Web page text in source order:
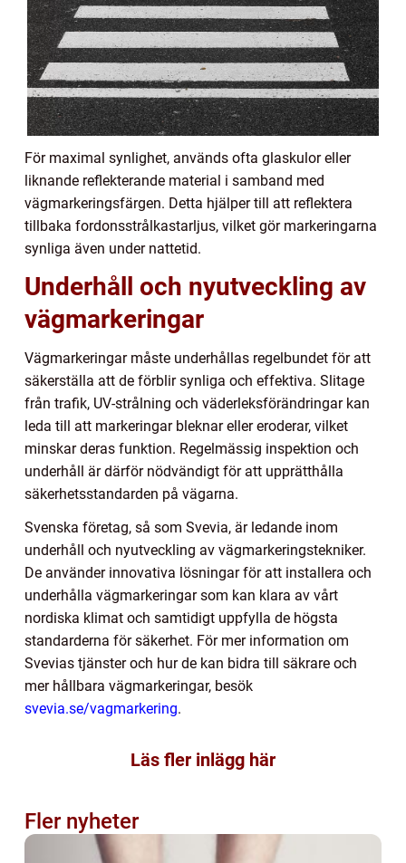
För maximal synlighet, används ofta glaskulor eller
liknande reflekterande material i samband med
vägmarkeringsfärgen. Detta hjälper till att reflektera
tillbaka fordonsstrålkastarljus, vilket gör markeringarna
synliga även under nattetid.
Underhåll och nyutveckling av
vägmarkeringar
Vägmarkeringar måste underhållas regelbundet för att
säkerställa att de förblir synliga och effektiva. Slitage
från trafik, UV-strålning och väderleksförändringar kan
leda till att markeringar bleknar eller eroderar, vilket
minskar deras funktion. Regelmässig inspektion och
underhåll är därför nödvändigt för att upprätthålla
säkerhetsstandarden på vägarna.
Svenska företag, så som Svevia, är ledande inom
underhåll och nyutveckling av vägmarkeringstekniker.
De använder innovativa lösningar för att installera och
underhålla vägmarkeringar som kan klara av vårt
nordiska klimat och samtidigt uppfylla de högsta
standarderna för säkerhet. För mer information om
Svevias tjänster och hur de kan bidra till säkrare och
mer hållbara vägmarkeringar, besök
svevia.se/vagmarkering.
Läs fler inlägg här
Fler nyheter